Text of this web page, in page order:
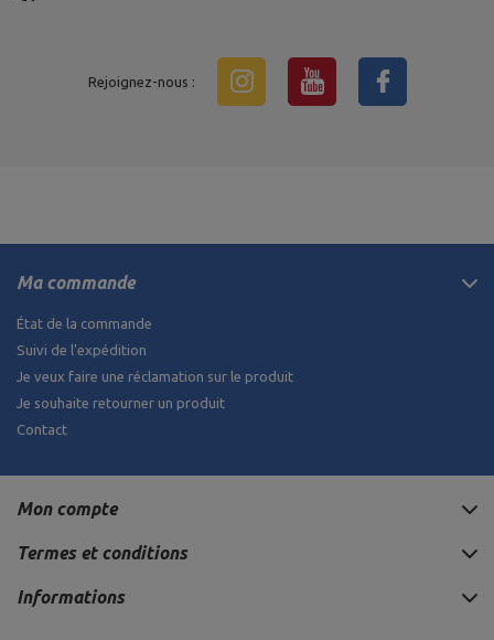
Rejoignez-nous :
Ma commande
État de la commande
Suivi de l'expédition
Je veux faire une réclamation sur le produit
Je souhaite retourner un produit
Contact
Mon compte
Termes et conditions
Informations